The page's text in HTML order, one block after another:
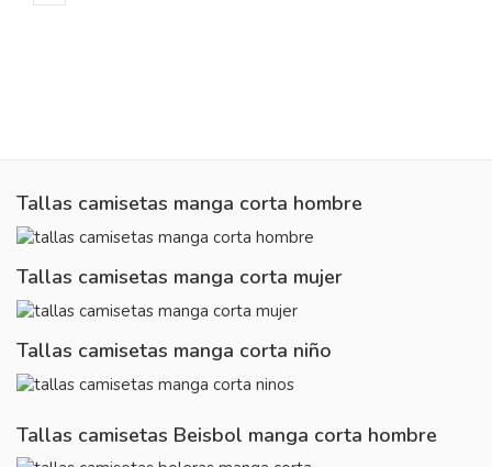
Tallas camisetas manga corta hombre
Tallas camisetas manga corta mujer
Tallas camisetas manga corta niño
Tallas camisetas Beisbol manga corta hombre